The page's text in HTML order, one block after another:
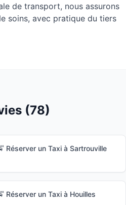
de transport, nous assurons
soins, avec pratique du tiers
(78)
Réserver un Taxi à Sartrouville
Réserver un Taxi à Houilles